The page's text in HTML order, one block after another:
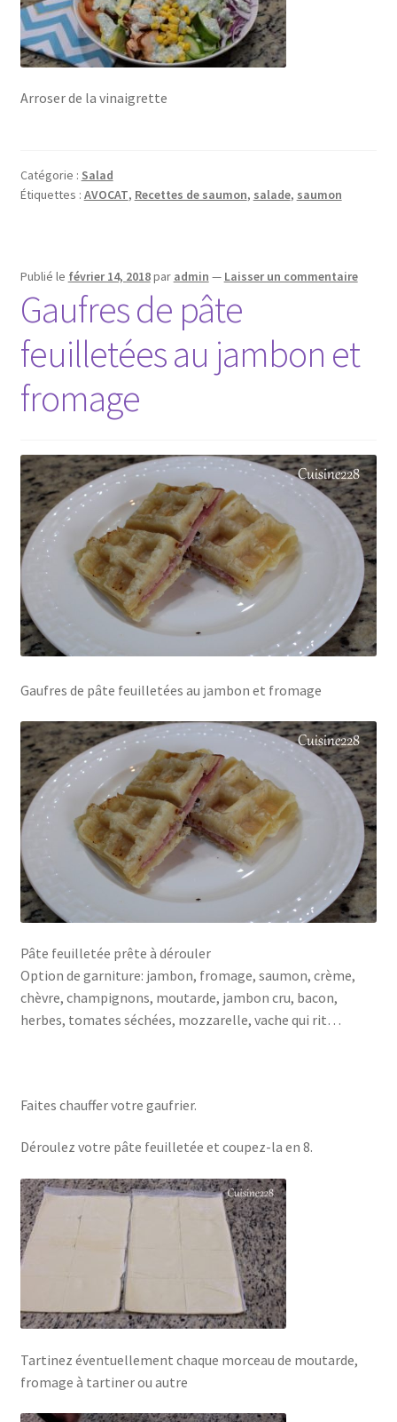
Arroser de la vinaigrette
Catégorie : Salad
Étiquettes : AVOCAT, Recettes de saumon, salade, saumon
Publié le février 14, 2018par admin — Laisser un commentaire
Gaufres de pâte
feuilletées au jambon et
fromage
Gaufres de pâte feuilletées au jambon et fromage
Pâte feuilletée prête à dérouler
Option de garniture: jambon, fromage, saumon, crème,
chèvre, champignons, moutarde, jambon cru, bacon,
herbes, tomates séchées, mozzarelle, vache qui rit…
Faites chauffer votre gaufrier.
Déroulez votre pâte feuilletée et coupez-la en 8.
Tartinez éventuellement chaque morceau de moutarde,
fromage à tartiner ou autre